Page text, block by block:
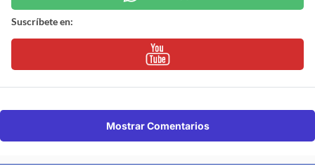
Suscríbete en:
Mostrar Comentarios